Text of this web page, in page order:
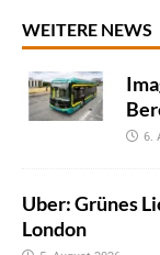
WEITERE NEWS
6.
Uber: Grünes
London